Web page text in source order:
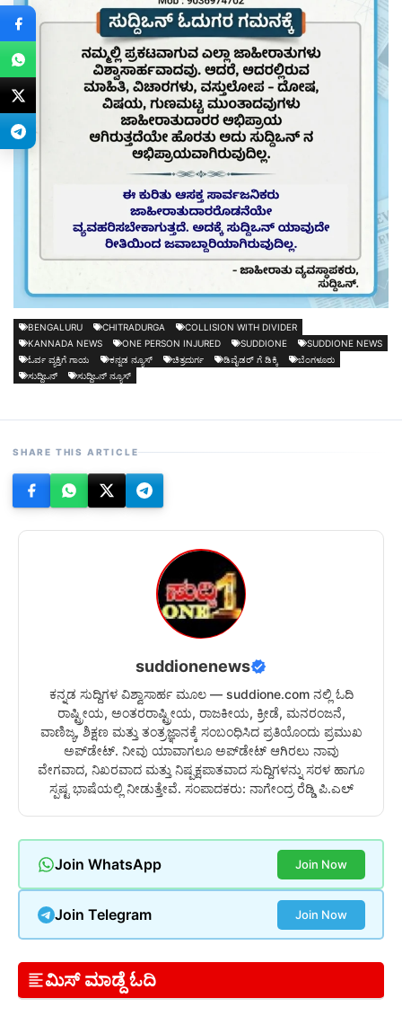
BENGALURU CHITRADURGA
COLLISION WITH DIVIDER
KANNADA NEWS
ONE PERSON INJURED SUDDIONE
SUDDIONE NEWS
ಓರ್ವ ವ್ಯಕ್ತಿಗೆ ಗಾಯ
ಕನ್ನಡ ನ್ಯೂಸ್ ಚಿತ್ರದುರ್ಗ ಡಿವೈಡರ್ ಗೆ ಡಿಕ್ಕಿ
ಬೆಂಗಳೂರು
ಸುದ್ದಿಒನ್
ಸುದ್ದಿಒನ್ ನ್ಯೂಸ್
SHARE THIS ARTICLE
suddionenews
ಕನ್ನಡ ಸುದ್ದಿಗಳ ವಿಶ್ವಾಸಾರ್ಹ ಮೂಲ — suddione.com ನಲ್ಲಿ ಓದಿ
ರಾಷ್ಟ್ರೀಯ, ಅಂತರರಾಷ್ಟ್ರೀಯ, ರಾಜಕೀಯ, ಕ್ರೀಡೆ, ಮನರಂಜನೆ,
ವಾಣಿಜ್ಯ, ಶಿಕ್ಷಣ ಮತ್ತು ತಂತ್ರಜ್ಞಾನಕ್ಕೆ ಸಂಬಂಧಿಸಿದ ಪ್ರತಿಯೊಂದು ಪ್ರಮುಖ
ಅಪ್‌ಡೇಟ್. ನೀವು ಯಾವಾಗಲೂ ಅಪ್‌ಡೇಟ್ ಆಗಿರಲು ನಾವು
ವೇಗವಾದ, ನಿಖರವಾದ ಮತ್ತು ನಿಷ್ಪಕ್ಷಪಾತವಾದ ಸುದ್ದಿಗಳನ್ನು ಸರಳ ಹಾಗೂ
ಸ್ಪಷ್ಟ ಭಾಷೆಯಲ್ಲಿ ನೀಡುತ್ತೇವೆ. ಸಂಪಾದಕರು: ನಾಗೇಂದ್ರ ರೆಡ್ಡಿ ಪಿ.ಎಲ್
Join WhatsApp Join Now
Join Telegram Join Now
ಮಿಸ್ ಮಾಡ್ದೆ ಓದಿ